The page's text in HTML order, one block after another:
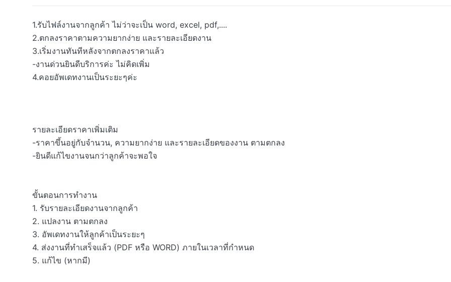
1.รับไฟล์งานจากลูกค้า ไม่ว่าจะเป็น word, excel, pdf,....
2.ตกลงราคาตามความยากง่าย และรายละเอียดงาน
3.เริ่มงานทันทีหลังจากตกลงราคาแล้ว
-งานด่วนยินดีบริการค่ะ ไม่คิดเพิ่ม
4.คอยอัพเดทงานเป็นระยะๆค่ะ
รายละเอียดราคาเพิ่มเติม
-ราคาขึ้นอยู่กับจำนวน, ความยากง่าย และรายละเอียดของงาน ตามตกลง
-ยินดีแก้ไขงานจนกว่าลูกค้าจะพอใจ
ขั้นตอนการทำงาน
1. รับรายละเอียดงานจากลูกค้า
2. แปลงาน ตามตกลง
3. อัพเดทงานให้ลูกค้าเป็นระยะๆ
4. ส่งงานที่ทำเสร็จแล้ว (PDF หรือ WORD) ภายในเวลาที่กำหนด
5. แก้ไข (หากมี)